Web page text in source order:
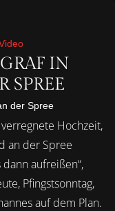
IN
SPREE
der Spree
Hochzeit,
an der Spree
aufreißen“,
Pfingstsonntag,
auf dem Plan.